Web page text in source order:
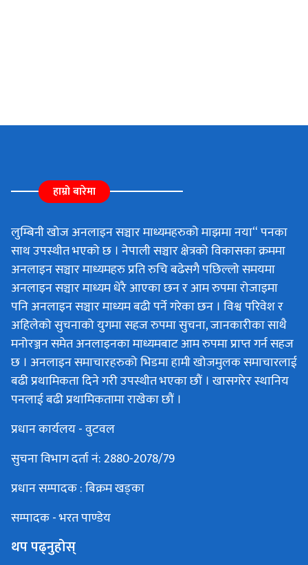
हाम्रो बारेमा
लुम्बिनी खोज अनलाइन सञ्चार माध्यमहरुको माझमा नया“ पनका
साथ उपस्थीत भएको छ । नेपाली सञ्चार क्षेत्रको विकासका क्रममा
अनलाइन सञ्चार माध्यमहरु प्रति रुचि बढेसगै पछिल्लो समयमा
अनलाइन सञ्चार माध्यम धेरै आएका छन र आम रुपमा रोजाइमा
पनि अनलाइन सञ्चार माध्यम बढी पर्ने गरेका छन । विश्व परिवेश र
अहिलेको सुचनाको युगमा सहज रुपमा सुचना, जानकारीका साथै
मनोरञ्जन समेत अनलाइनका माध्यमबाट आम रुपमा प्राप्त गर्न सहज
छ । अनलाइन समाचारहरुको भिडमा हामी खोजमुलक समाचारलाई
बढी प्रथामिकता दिने गरी उपस्थीत भएका छौं । खासगरेर स्थानिय
पनलाई बढी प्रथामिकतामा राखेका छौं ।
प्रधान कार्यलय - वुटवल
सुचना विभाग दर्ता नं: 2880-2078/79
प्रधान सम्पादक : बिक्रम खड्का
सम्पादक - भरत पाण्डेय
थप पढ्नुहोस्